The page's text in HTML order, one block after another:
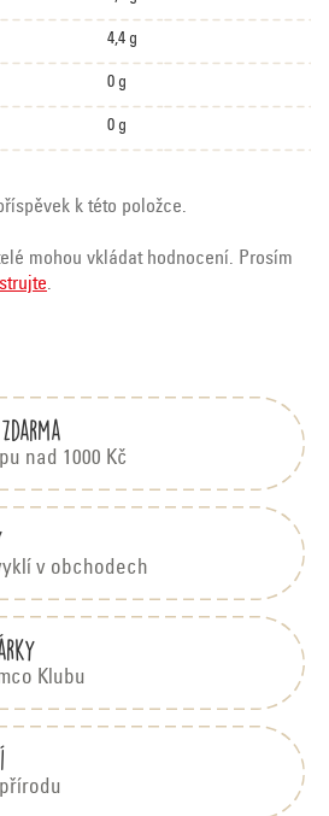
4,4 g
0 g
0 g
k této položce.
mohou vkládat hodnocení. Prosím
.
nad 1000 Kč
v obchodech
Klubu